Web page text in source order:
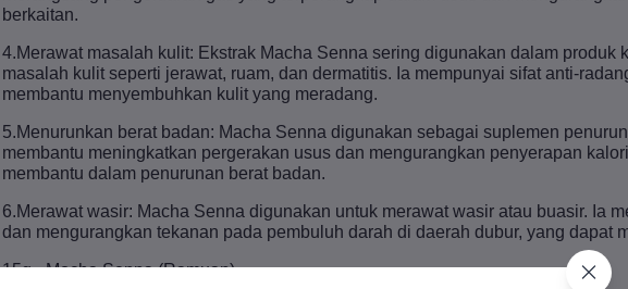
berkaitan.
4.Merawat masalah kulit: Ekstrak Macha Senna sering digunakan dalam produk
masalah kulit seperti jerawat, ruam, dan dermatitis. Ia mempunyai sifat anti-
membantu menyembuhkan kulit yang meradang.
5.Menurunkan berat badan: Macha Senna digunakan sebagai suplemen
membantu meningkatkan pergerakan usus dan mengurangkan penyerapan
membantu dalam penurunan berat badan.
6.Merawat wasir: Macha Senna digunakan untuk merawat wasir atau buasir. Ia
dan mengurangkan tekanan pada pembuluh darah di daerah dubur, yang dapat
15g - Mocha Senna (Ramuan)